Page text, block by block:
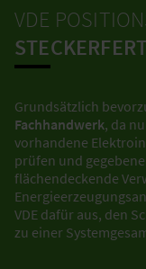
VDE
Grundsätzlich
Fachhandwerk, da
vorhandene
prüfen und
flächendeckende
VDE dafür aus, den
zu einer